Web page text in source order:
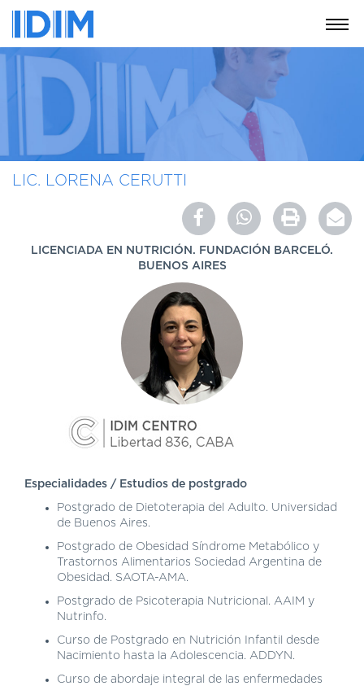
NOSOTROS
SERVICIOS
EDUCACIÓN
INSTRUCCIONES
PARA
PACIENTES
CENTRAL
TURNOS
5031-
TURNOS
RECETAS
ONLINE
LIC. LORENA CERUTTI
LICENCIADA EN NUTRICIÓN. FUNDACIÓN BARCELÓ.
BUENOS AIRES
Especialidades / Estudios de postgrado
Postgrado de Dietoterapia del Adulto. Universidad
de Buenos Aires.
Postgrado de Obesidad Síndrome Metabólico y
Trastornos Alimentarios Sociedad Argentina de
Obesidad. SAOTA-AMA.
Postgrado de Psicoterapia Nutricional. AAIM y
Nutrinfo.
Curso de Postgrado en Nutrición Infantil desde
Nacimiento hasta la Adolescencia. ADDYN.
Curso de abordaje integral de las enfermedades